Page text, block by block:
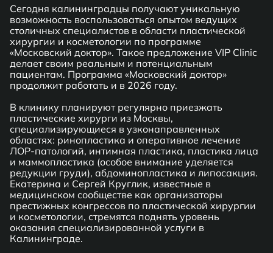
Сегодня калининградцы получают уникальную
возможность воспользоваться опытом ведущих
столичных специалистов в области пластической
хирургии и косметологии по программе
«Московский доктор». Такое предложение VIP Clinic
делает своим реальным и потенциальным
пациентам. Программа «Московский доктор»
продолжит работать и в 2026 году.
В клинику планируют регулярно приезжать
пластические хирурги из Москвы,
специализирующиеся в узконаправленных
областях: ринопластика и оперативное лечение
ЛОР-патологий, интимная пластика, пластика лица
и маммопластика (особое внимание уделяется
редукции груди), абдоминопластика и липосакция.
Екатерина и Сергей Круглик, известные в
медицинском сообществе как организаторы
престижных конгрессов по пластической хирургии
и косметологии, стремятся поднять уровень
оказания специализированной услуги в
Калининграде.